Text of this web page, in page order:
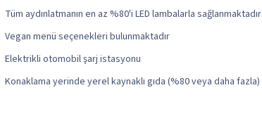
Tüm aydınlatmanın en az %80'i LED lambalarla sağlanmaktadır
Vegan menü seçenekleri bulunmaktadır
Elektrikli otomobil şarj istasyonu
Konaklama yerinde yerel kaynaklı gıda (%80 veya daha fazla)